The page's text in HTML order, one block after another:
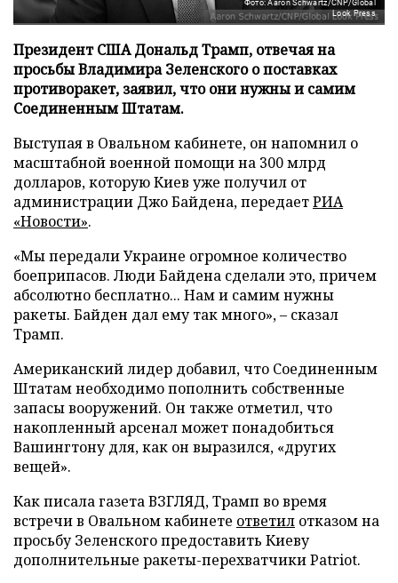
Фото: Aaron Schwartz/CNP/Global
Look Press
Президент США Дональд Трамп, отвечая на
просьбы Владимира Зеленского о поставках
противоракет, заявил, что они нужны и самим
Соединенным Штатам.
Выступая в Овальном кабинете, он напомнил о
масштабной военной помощи на 300 млрд
долларов, которую Киев уже получил от
администрации Джо Байдена, передаетРИА
«Новости».
«Мы передали Украине огромное количество
боеприпасов. Люди Байдена сделали это, причем
абсолютно бесплатно... Нам и самим нужны
ракеты. Байден дал ему так много», – сказал
Трамп.
Американский лидер добавил, что Соединенным
Штатам необходимо пополнить собственные
запасы вооружений. Он также отметил, что
накопленный арсенал может понадобиться
Вашингтону для, как он выразился, «других
вещей».
Как писала газета ВЗГЛЯД, Трамп во время
встречи в Овальном кабинете ответил отказом на
просьбу Зеленского предоставить Киеву
дополнительные ракеты-перехватчики Patriot.